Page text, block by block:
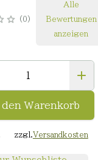
0
Alle
Bewertungen
anzeigen
Warenkorb
zzgl. Versandkosten